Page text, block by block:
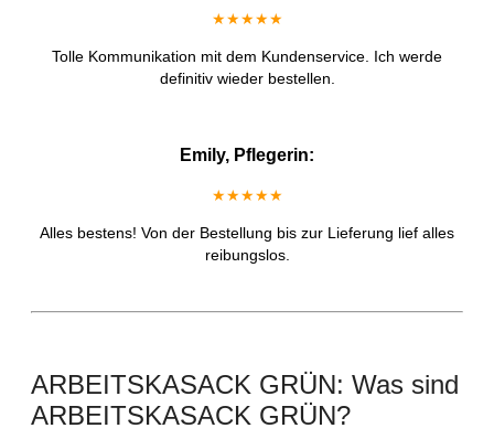
★★★★★
Tolle Kommunikation mit dem Kundenservice. Ich werde
definitiv wieder bestellen.
Emily, Pflegerin:
★★★★★
Alles bestens! Von der Bestellung bis zur Lieferung lief alles
reibungslos.
ARBEITSKASACK GRÜN: Was sind
ARBEITSKASACK GRÜN?